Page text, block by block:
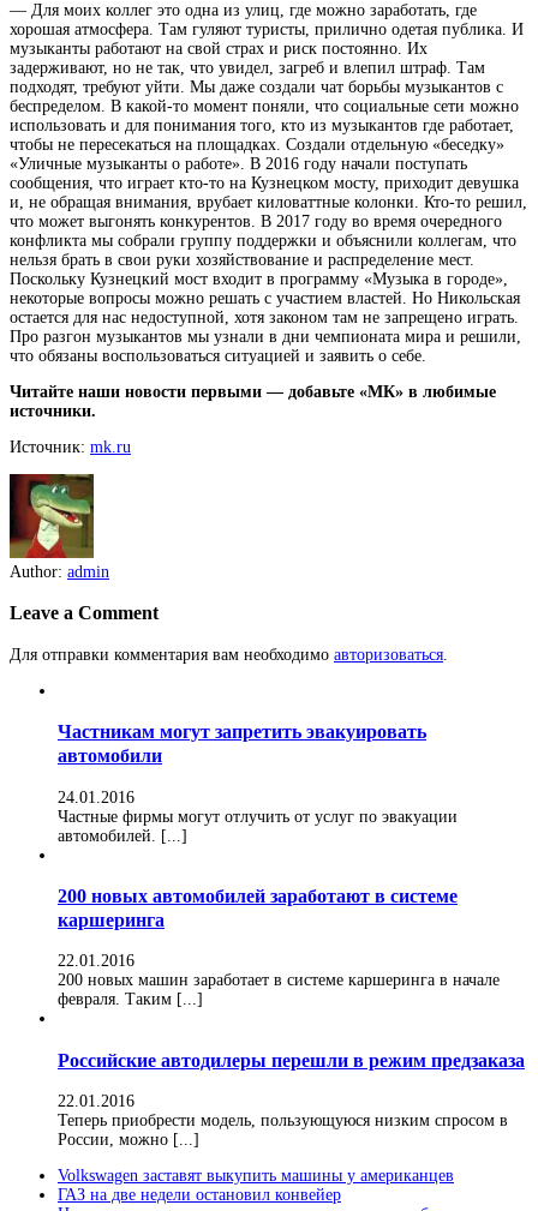
— Для моих коллег это одна из улиц, где можно заработать, где
хорошая атмосфера. Там гуляют туристы, прилично одетая публика. И
музыканты работают на свой страх и риск постоянно. Их
задерживают, но не так, что увидел, загреб и влепил штраф. Там
подходят, требуют уйти. Мы даже создали чат борьбы музыкантов с
беспределом. В какой-то момент поняли, что социальные сети можно
использовать и для понимания того, кто из музыкантов где работает,
чтобы не пересекаться на площадках. Создали отдельную «беседку»
«Уличные музыканты о работе». В 2016 году начали поступать
сообщения, что играет кто-то на Кузнецком мосту, приходит девушка
и, не обращая внимания, врубает киловаттные колонки. Кто-то решил,
что может выгонять конкурентов. В 2017 году во время очередного
конфликта мы собрали группу поддержки и объяснили коллегам, что
нельзя брать в свои руки хозяйствование и распределение мест.
Поскольку Кузнецкий мост входит в программу «Музыка в городе»,
некоторые вопросы можно решать с участием властей. Но Никольская
остается для нас недоступной, хотя законом там не запрещено играть.
Про разгон музыкантов мы узнали в дни чемпионата мира и решили,
что обязаны воспользоваться ситуацией и заявить о себе.
Читайте наши новости первыми — добавьте «МК» в любимые
источники.
Источник: mk.ru
Author: admin
Leave a Comment
Для отправки комментария вам необходимо авторизоваться
Частникам могут запретить эвакуировать
автомобили
24.01.2016
Частные фирмы могут отлучить от услуг по эвакуации
автомобилей. [...]
200 новых автомобилей заработают в системе
каршеринга
22.01.2016
200 новых машин заработает в системе каршеринга в начале
февраля. Таким [...]
Российские автодилеры перешли в режим предзаказа
22.01.2016
Теперь приобрести модель, пользующуюся низким спросом в
России, можно [...]
Volkswagen заставят выкупить машины у американцев
ГАЗ на две недели остановил конвейер